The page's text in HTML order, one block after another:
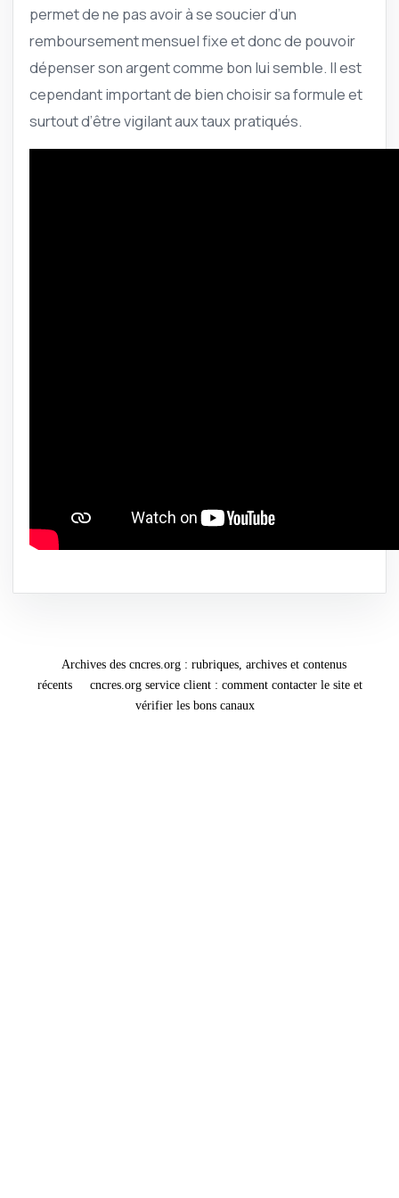
permet de ne pas avoir à se soucier d’un
remboursement mensuel fixe et donc de pouvoir
dépenser son argent comme bon lui semble. Il est
cependant important de bien choisir sa formule et
surtout d’être vigilant aux taux pratiqués.
Archives des cncres.org : rubriques, archives et contenus
récents
cncres.org service client : comment contacter le site et
vérifier les bons canaux